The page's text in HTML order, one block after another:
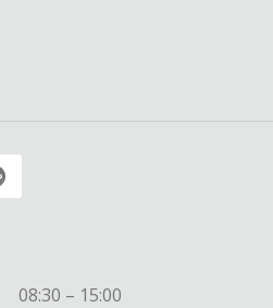
08:30 – 15:00